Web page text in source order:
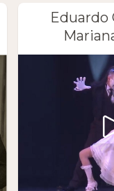
Eduardo